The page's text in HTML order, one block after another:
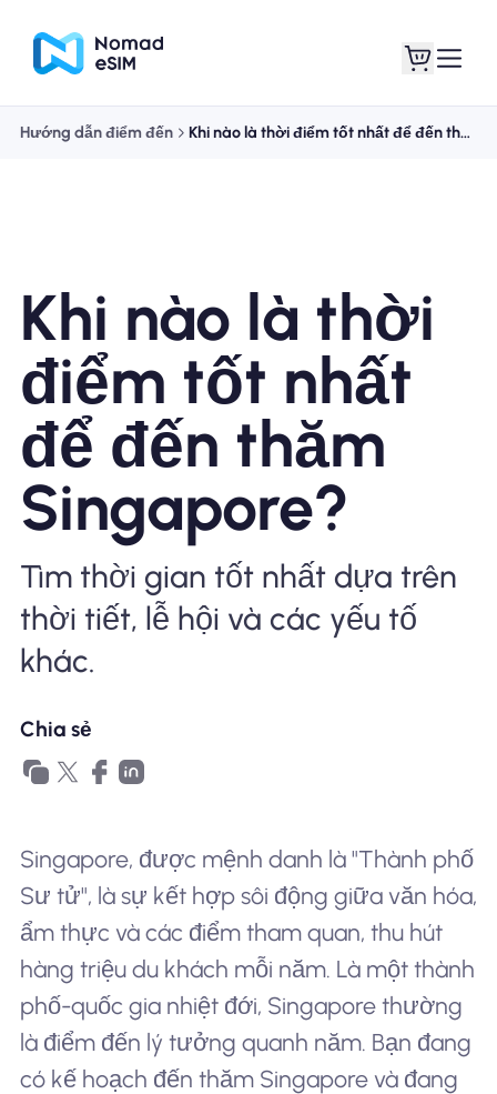
Kế hoạch mua sắm
Giới thiệu về eSIM
Tại sao eSIM Nomad
Sử dụng eSIM
Cho doanh nghiệp
Hướng dẫn điểm đến Khi nào là thời điểm tốt nhất để đến thăm Singapore?
Khi nào là thời
điểm tốt nhất
để đến thăm
Singapore?
Tìm thời gian tốt nhất dựa trên
thời tiết, lễ hội và các yếu tố
khác.
Chia sẻ
Singapore, được mệnh danh là "Thành phố
Sư tử", là sự kết hợp sôi động giữa văn hóa,
ẩm thực và các điểm tham quan, thu hút
hàng triệu du khách mỗi năm. Là một thành
phố-quốc gia nhiệt đới, Singapore thường
là điểm đến lý tưởng quanh năm. Bạn đang
có kế hoạch đến thăm Singapore và đang